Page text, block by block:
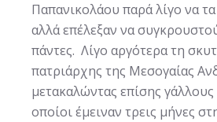
Παπανικολάου παρά λίγο να
αλλά επέλεξαν να
πάντες. Λίγο αργότερα τη
πατριάρχης της Μεσογαίας
μετακαλώντας επίσης γάλλους
οποίοι έμειναν τρεις μήνες